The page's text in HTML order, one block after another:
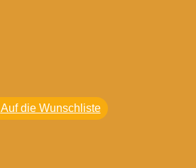
Auf die Wunschliste